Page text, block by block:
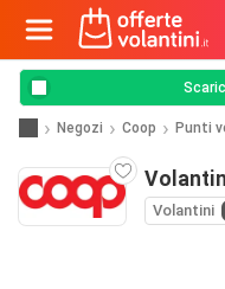
Negozi Coop Punti
Volantini